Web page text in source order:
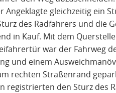
gleichzeitig ein
des Radfahrers und die
in Kauf. Mit dem
war der Fahrweg
und einem
rechten Straßenrand
registrierten den Sturz des